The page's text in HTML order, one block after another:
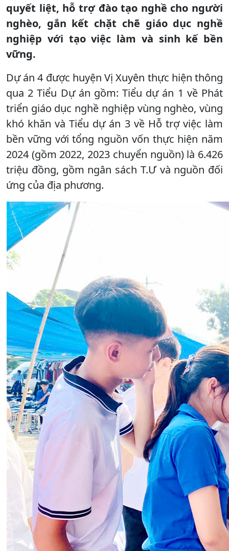
quyết liệt, hỗ trợ đào tạo nghề cho người
nghèo, gắn kết chặt chẽ giáo dục nghề
nghiệp với tạo việc làm và sinh kế bền
vững.
Dự án 4 được huyện Vị Xuyên thực hiện thông
qua 2 Tiểu Dự án gồm: Tiểu dự án 1 về Phát
triển giáo dục nghề nghiệp vùng nghèo, vùng
khó khăn và Tiểu dự án 3 về Hỗ trợ việc làm
bền vững với tổng nguồn vốn thực hiện năm
2024 (gồm 2022, 2023 chuyển nguồn) là 6.426
triệu đồng, gồm ngân sách T.Ư và nguồn đối
ứng của địa phương.